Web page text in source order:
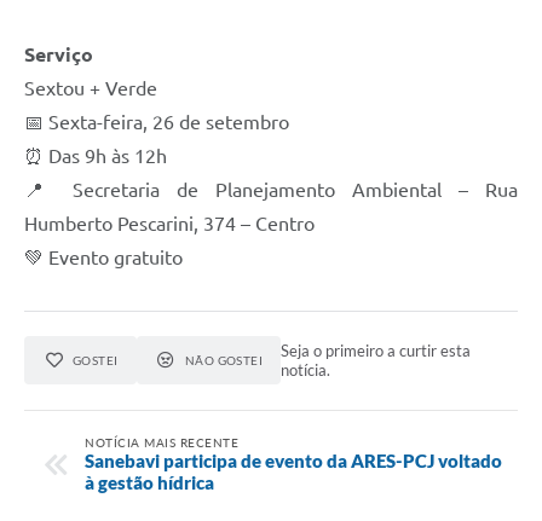
Serviço
Sextou + Verde
📅 Sexta-feira, 26 de setembro
⏰ Das 9h às 12h
📍 Secretaria de Planejamento Ambiental – Rua
Humberto Pescarini, 374 – Centro
💚 Evento gratuito
GOSTEI NÃO GOSTEI
Seja o primeiro a curtir esta
notícia.
NOTÍCIA MAIS RECENTE
Sanebavi participa de evento da ARES-PCJ voltado
à gestão hídrica